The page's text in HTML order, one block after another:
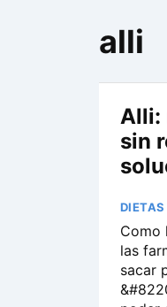
alli
Alli:
sin
DIETAS
Como
las
sacar